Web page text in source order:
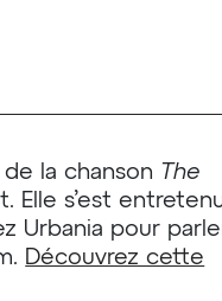
de la chanson The
Elle s’est
Urbania pour
Découvrez cette